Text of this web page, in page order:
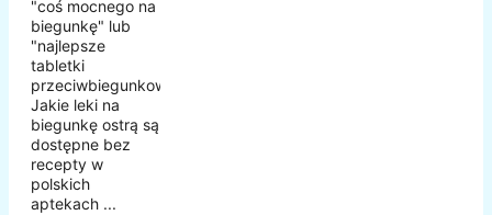
"coś mocnego na
biegunkę" lub
"najlepsze
tabletki
przeciwbiegunkowe".
Jakie leki na
biegunkę ostrą są
dostępne bez
recepty w
polskich
aptekach ...